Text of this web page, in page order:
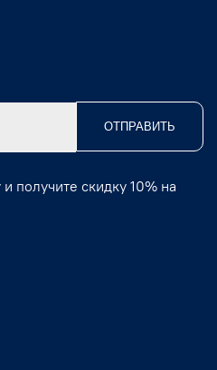
ОТПРАВИТЬ
получите скидку 10% на